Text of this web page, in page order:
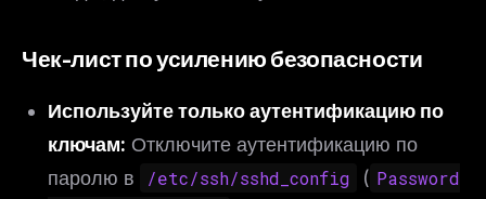
Чек-лист по усилению безопасности
Используйте только аутентификацию по
ключам: Отключите аутентификацию по
паролю в
/etc/ssh/sshd_config ( Password